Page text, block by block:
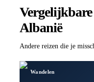
Vergelijkbare
Albanië
Andere reizen die je
Wandelen